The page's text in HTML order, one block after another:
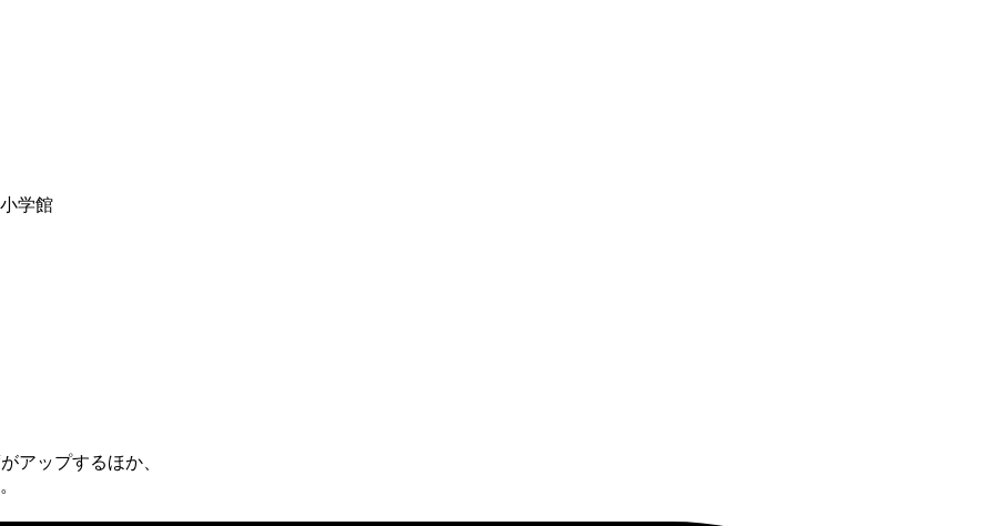
学館
アップするほか、